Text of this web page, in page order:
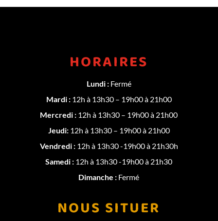
HORAIRES
Lundi :Fermé
Mardi :12h à 13h30 – 19h00 à 21h00
Mercredi : 12h à 13h30 – 19h00 à 21h00
Jeudi:12h à 13h30 – 19h00 à 21h00
Vendredi :12h à 13h30 -19h00 à 21h30h
Samedi : 12h à 13h30 -19h00 à 21h30
Dimanche : Fermé
NOUS SITUER